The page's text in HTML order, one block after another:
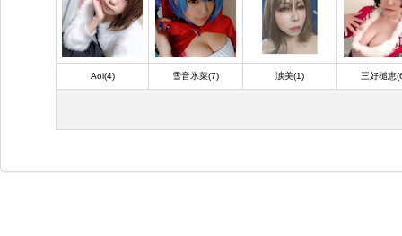
Aoi(4) 雪音氷菜(7) 涙美(1) 三好槌恵